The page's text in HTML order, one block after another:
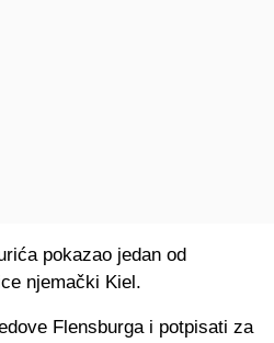
pokazao jedan od
njemački Kiel.
Flensburga i potpisati za